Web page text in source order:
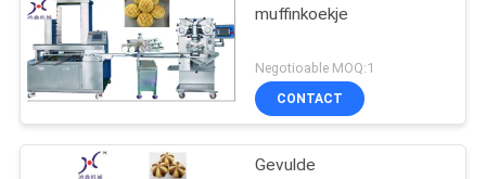
muffinkoekje
Negotioable MOQ:1
CONTACT
Gevulde